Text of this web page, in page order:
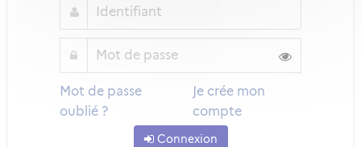
Mot de passe
oublié ?
Je crée mon
compte
Connexion